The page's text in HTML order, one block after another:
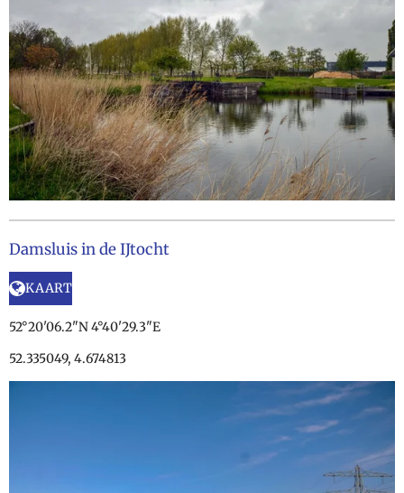
Damsluis in de IJtocht
KAART
52°20'06.2"N 4°40'29.3"E
52.335049, 4.674813